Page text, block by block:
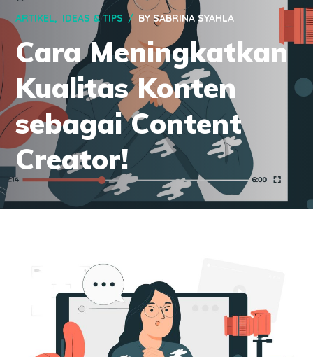
ARTIKEL IDEAS & TIPS BY SABRINA SYAHLA
Cara Meningkatkan
Kualitas Konten
sebagai Content
Creator!